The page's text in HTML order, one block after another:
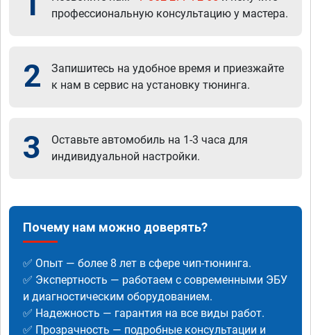
профессиональную консультацию у мастера.
2
Запишитесь на удобное время и приезжайте
к нам в сервис на установку тюнинга.
3
Оставьте автомобиль на 1-3 часа для
индивидуальной настройки.
Почему нам можно доверять?
✅ Опыт — более 8 лет в сфере чип-тюнинга.
✅ Экспертность — работаем с современными ЭБУ
и диагностическим оборудованием.
✅ Надежность — гарантия на все виды работ.
✅ Прозрачность — подробные консультации и